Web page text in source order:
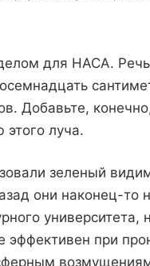
для НАСА.
Добавьте,
этого луча.
зеленый
они наконец-то
университета,
при